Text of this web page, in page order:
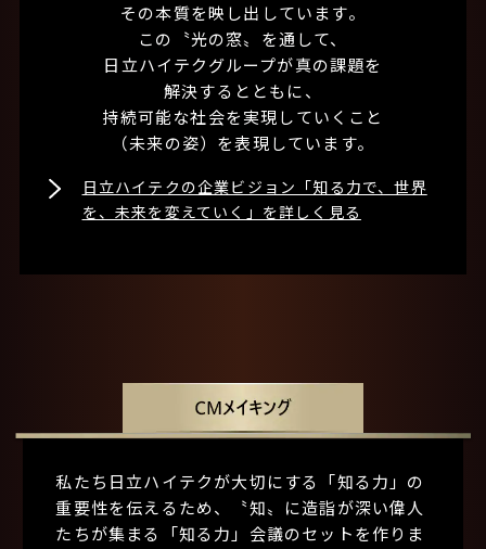
その本質を映し出しています。
この〝光の窓〟を通して、
日立ハイテクグループが真の課題を
解決するとともに、
持続可能な社会を実現していくこと
（未来の姿）を表現しています。
日立ハイテクの企業ビジョン「知る力で、世界
を、未来を変えていく」を詳しく見る
私たち日立ハイテクが大切にする「知る力」の
重要性を伝えるため、〝知〟に造詣が深い偉人
たちが集まる「知る力」会議のセットを作りま